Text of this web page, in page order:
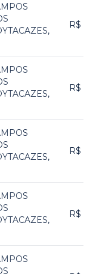
,
R$
,
R$
,
R$
,
R$